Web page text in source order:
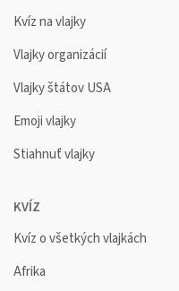
Kvíz na vlajky
Vlajky organizácií
Vlajky štátov USA
Emoji vlajky
Stiahnuť vlajky
KVÍZ
Kvíz o všetkých vlajkách
Afrika